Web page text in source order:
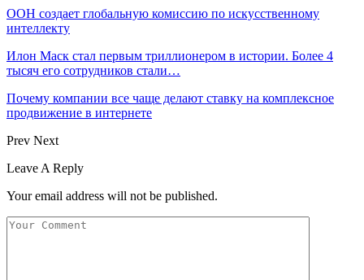
ООН создает глобальную комиссию по искусственному
интеллекту
Илон Маск стал первым триллионером в истории. Более 4
тысяч его сотрудников стали…
Почему компании все чаще делают ставку на комплексное
продвижение в интернете
Prev Next
Leave A Reply
Your email address will not be published.